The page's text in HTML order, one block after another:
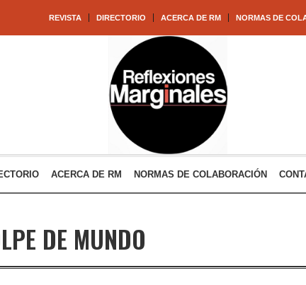
REVISTA DIRECTORIO ACERCA DE RM NORMAS DE
ACERCA DE RM NORMAS DE COLABORACIÓN
DE MUNDO